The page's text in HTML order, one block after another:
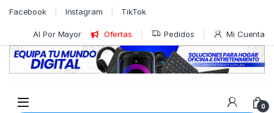
Skip to navigation
Skip to content
Facebook Instagram TikTok
Al Por Mayor Ofertas Pedidos Mi Cuenta
0